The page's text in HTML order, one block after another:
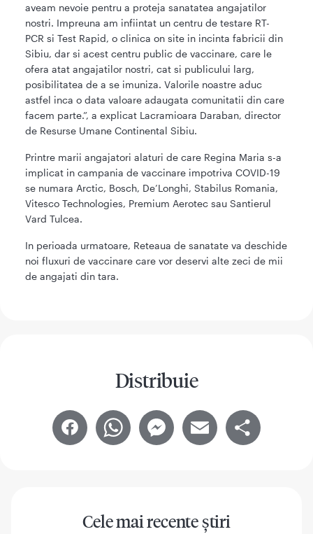
aveam nevoie pentru a proteja sanatatea angajatilor
nostri. Impreuna am infiintat un centru de testare RT-
PCR si Test Rapid, o clinica on site in incinta fabricii din
Sibiu, dar si acest centru public de vaccinare, care le
ofera atat angajatilor nostri, cat si publicului larg,
posibilitatea de a se imuniza. Valorile noastre aduc
astfel inca o data valoare adaugata comunitatii din care
facem parte.”, a explicat Lacramioara Daraban, director
de Resurse Umane Continental Sibiu.
Printre marii angajatori alaturi de care Regina Maria s-a
implicat in campania de vaccinare impotriva COVID-19
se numara Arctic, Bosch, De’Longhi, Stabilus Romania,
Vitesco Technologies, Premium Aerotec sau Santierul
Vard Tulcea.
In perioada urmatoare, Reteaua de sanatate va deschide
noi fluxuri de vaccinare care vor deservi alte zeci de mii
de angajati din tara.
Distribuie
Cele mai recente știri